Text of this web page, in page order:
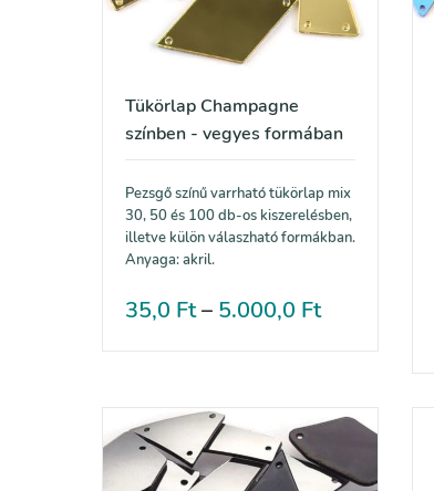
Tükörlap Champagne
színben - vegyes formában
Pezsgő színű varrható tükörlap mix
30, 50 és 100 db-os kiszerelésben,
illetve külön válaszható formákban.
Anyaga: akril.
35,0 Ft– 5.000,0 Ft